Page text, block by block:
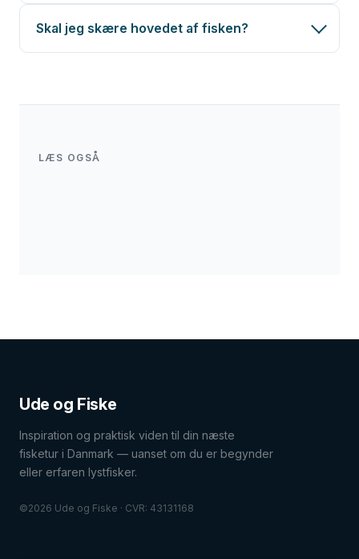
Skal jeg skære hovedet af fisken?
LÆS OGSÅ
du oftest fanger og renser i Danmark.
Havørredfiskeri
danskerne fanger oftest — samme
De fleste lærer at rense ørred ved deres
første Put & Take tur. Læs guiden hvis du er
Ude og Fiske
Inspiration og praktisk viden til din næste
fisketur i Danmark — uanset om du er begynder
eller erfaren lystfisker.
©2026 Ude og Fiske · CVR: 43131168